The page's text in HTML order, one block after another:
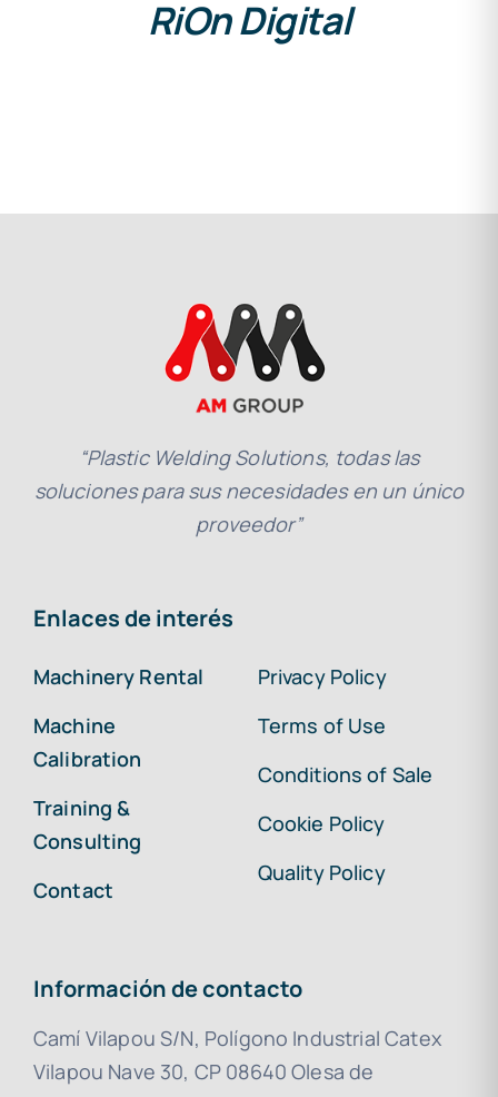
RiOn Digital
“Plastic Welding Solutions, todas las
soluciones para sus necesidades en un único
proveedor”
Enlaces de interés
Machinery Rental
Machine
Calibration
Training &
Consulting
Contact
Privacy Policy
Terms of Use
Conditions of Sale
Cookie Policy
Quality Policy
Información de contacto
Camí Vilapou S/N, Polígono Industrial Catex
Vilapou Nave 30, CP 08640 Olesa de